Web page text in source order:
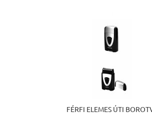
FÉRFI ELEMES ÚTI